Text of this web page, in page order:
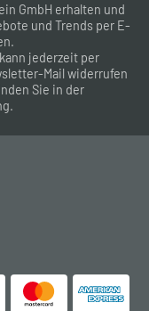
GmbH erhalten und
und Trends per E-
jederzeit per
Mail widerrufen
Sie in der
.